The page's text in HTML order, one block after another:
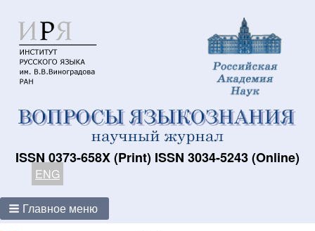
ISSN 0373-658X (Print) ISSN 3034-5243 (Online)
ENG
Главное меню